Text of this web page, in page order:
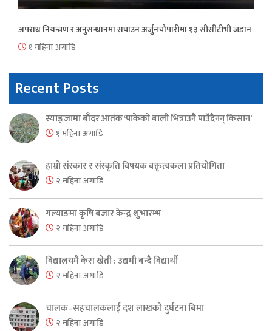
अपराध नियन्त्रण र अनुसन्धानमा सघाउन अर्जुनचौपारीमा १३ सीसीटीभी जडान
१ महिना अगाडि
Recent Posts
स्याङ्जामा बाँदर आतंक ‘पाकेको बाली भित्राउनै पाउँदैनन् किसान’
१ महिना अगाडि
हाम्रो संस्कार र संस्कृति विषयक वक्तृत्वकला प्रतियोगिता
२ महिना अगाडि
गल्याङमा कृषि बजार केन्द्र शुभारम्भ
२ महिना अगाडि
विद्यालयमै केरा खेती : उद्यमी बन्दै विद्यार्थी
२ महिना अगाडि
चालक–सहचालकलाई दश लाखको दुर्घटना बिमा
२ महिना अगाडि